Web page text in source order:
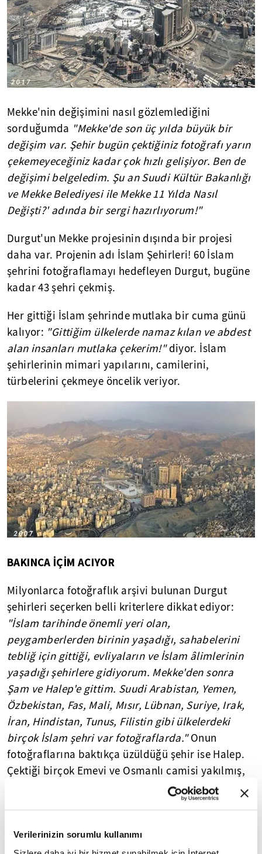
Verilerinizin sorumlu kullanımı
Mekke'nin değişimini nasıl gözlemlediğini
sorduğumda "Mekke'de son üç yılda büyük bir
değişim var. Şehir bugün çektiğiniz fotoğrafı yarın
çekemeyeceğiniz kadar çok hızlı gelişiyor. Ben de
değişimi belgeledim. Şu an Suudi Kültür Bakanlığı
ve Mekke Belediyesi ile Mekke 11 Yılda Nasıl
Değişti?' adında bir sergi hazırlıyorum!"
Durgut'un Mekke projesinin dışında bir projesi
daha var. Projenin adı İslam Şehirleri! 60 İslam
şehrini fotoğraflamayı hedefleyen Durgut, bugüne
kadar 43 şehri çekmiş.
Her gittiği İslam şehrinde mutlaka bir cuma günü
kalıyor: "Gittiğim ülkelerde namaz kılan ve abdest
alan insanları mutlaka çekerim!"diyor. İslam
şehirlerinin mimari yapılarını, camilerini,
türbelerini çekmeye öncelik veriyor.
BAKINCA İÇİM ACIYOR
Milyonlarca fotoğraflık arşivi bulunan Durgut
şehirleri seçerken belli kriterlere dikkat ediyor:
"İslam tarihinde önemli yeri olan,
peygamberlerden birinin yaşadığı, sahabelerini
tebliğ için gittiği, evliyaların ve İslam âlimlerinin
yaşadığı şehirlere gidiyorum. Mekke'den sonra
Şam ve Halep'e gittim. Suudi Arabistan, Yemen,
Özbekistan, Fas, Mali, Mısır, Lübnan, Suriye, Irak,
İran, Hindistan, Tunus, Filistin gibi ülkelerdeki
birçok İslam şehri var fotoğraflarda."Onun
fotoğraflarına baktıkça üzüldüğü şehir ise Halep.
Çektiği birçok Emevi ve Osmanlı camisi yakılmış,
"Halep yok oldu! Savaşta yok
olan şehirlerin fotoğraflarına bakamıyorum, içim